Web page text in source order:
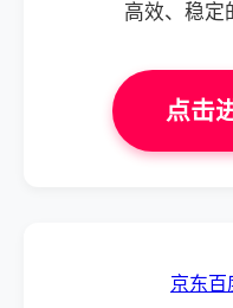
高效、稳定
点击
京东百